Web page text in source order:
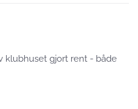
klubhuset gjort rent - både